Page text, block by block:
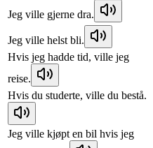
Jeg ville gjerne dra.
Jeg ville helst bli.
Hvis jeg hadde tid, ville jeg
reise.
Hvis du studerte, ville du bestå.
Jeg ville kjøpt en bil hvis jeg